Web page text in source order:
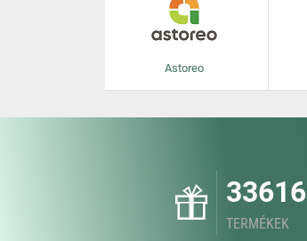
Astoreo
33616
TERMÉKEK